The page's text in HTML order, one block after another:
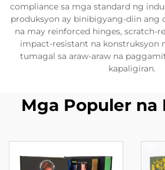
compliance sa mga standard ng
produksyon ay binibigyang-diin ang
na may reinforced hinges, scratch-
impact-resistant na konstruksyon
tumagal sa araw-araw na
kapaligiran.
Mga Populer